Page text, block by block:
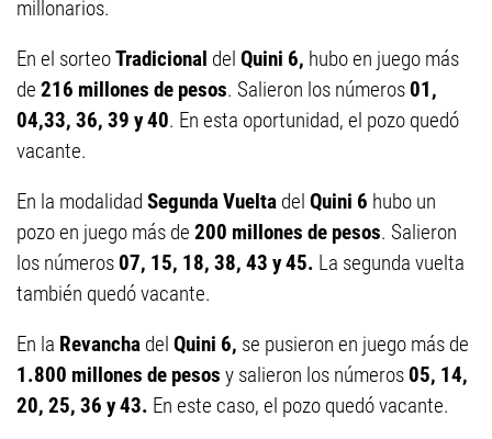
millonarios.
En el sorteoTradicional del Quini 6, hubo en juego más
de 216 millones de pesos. Salieron los números01,
04,33, 36, 39 y 40. En esta oportunidad, el pozo quedó
vacante.
En la modalidad Segunda Vuelta del Quini 6 hubo un
pozo en juego más de 200 millones de pesos. Salieron
los números07, 15, 18, 38, 43 y 45. La segunda vuelta
también quedó vacante.
En la Revancha del Quini 6, se pusieron en juego más de
1.800 millones de pesos y salieron los números05, 14,
20, 25, 36 y 43. En este caso, el pozo quedó vacante.